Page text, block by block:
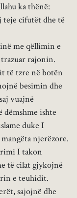
ka thënë:
teje cifutët dhe të
me qëllimin e
rajonin.
të tzre në botën
besimin dhe
vuajnë
dëmshme ishte
duke I
njerëzore.
I takon
të cilat gjykojnë
e teuhidit.
sajojnë dhe